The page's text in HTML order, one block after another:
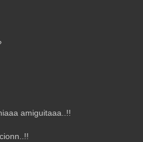
amiguitaaa..!!